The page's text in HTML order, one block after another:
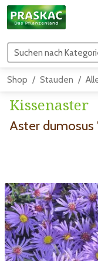
Shop Stauden
Kissenaster
Aster dumosus